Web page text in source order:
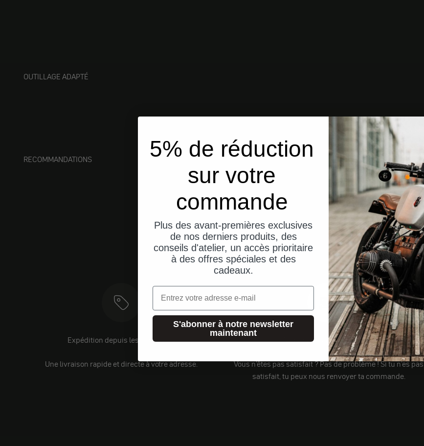
OUTILLAGE ADAPTÉ
RECOMMANDATIONS
Expédition depuis les États-Unis
Une livraison rapide et directe à votre adresse.
14 jours d'essai sans risque
Vous n'êtes pas satisfait ? Pas de problème ! Si tu n'es pas
satisfait, tu peux nous renvoyer ta commande.
5% de réduction
sur votre
commande
Plus des avant-premières exclusives
de nos derniers produits, des
conseils d'atelier, un accès prioritaire
à des offres spéciales et des
cadeaux.
Email
S'abonner à notre newsletter
maintenant